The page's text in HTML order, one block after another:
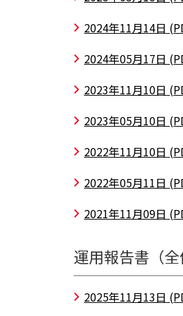
2024年11月14日
2024年05月17日
2023年11月10日
2023年05月10日
2022年11月10日
2022年05月11日
2021年11月09日
運用報告書（
2025年11月13日